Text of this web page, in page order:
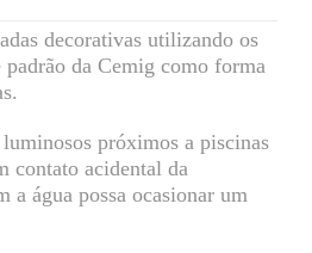
decorativas utilizando os
padrão da Cemig como forma
próximos a piscinas
contato acidental da
a água possa ocasionar um